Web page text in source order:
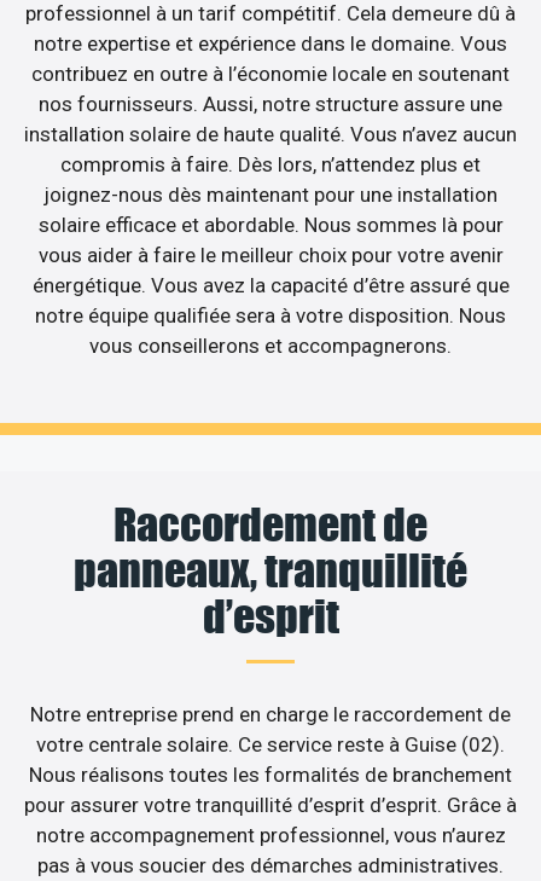
professionnel à un tarif compétitif. Cela demeure dû à
notre expertise et expérience dans le domaine. Vous
contribuez en outre à l’économie locale en soutenant
nos fournisseurs. Aussi, notre structure assure une
installation solaire de haute qualité. Vous n’avez aucun
compromis à faire. Dès lors, n’attendez plus et
joignez-nous dès maintenant pour une installation
solaire efficace et abordable. Nous sommes là pour
vous aider à faire le meilleur choix pour votre avenir
énergétique. Vous avez la capacité d’être assuré que
notre équipe qualifiée sera à votre disposition. Nous
vous conseillerons et accompagnerons.
Raccordement de
panneaux, tranquillité
d’esprit
Notre entreprise prend en charge le raccordement de
votre centrale solaire. Ce service reste à Guise (02).
Nous réalisons toutes les formalités de branchement
pour assurer votre tranquillité d’esprit d’esprit. Grâce à
notre accompagnement professionnel, vous n’aurez
pas à vous soucier des démarches administratives.